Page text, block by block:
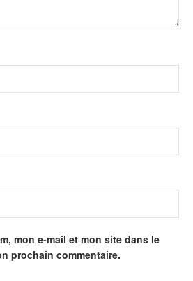
mon e-mail et mon site dans le
prochain commentaire.